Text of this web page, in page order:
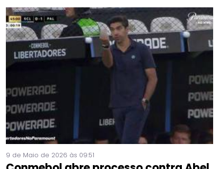
9 de Maio de 2026 às 09:51